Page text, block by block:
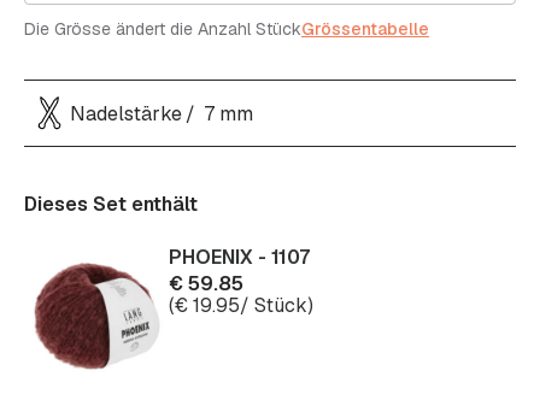
Die Grösse ändert die Anzahl StückGrössentabelle
Nadelstärke 7 mm
Dieses Set enthält
PHOENIX - 1107
€59.85
(€19.95/ Stück)